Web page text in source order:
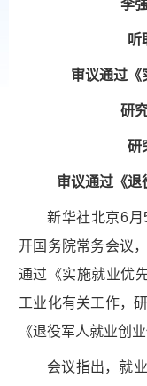
李
听
审议通过《
研
研
审议通过《退
新华社北京6
开国务院常务会议
通过《实施就业优
工业化有关工作，
《退役军人就业创
会议指出，就